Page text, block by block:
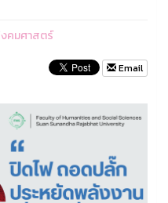
คมศาสตร์
Email